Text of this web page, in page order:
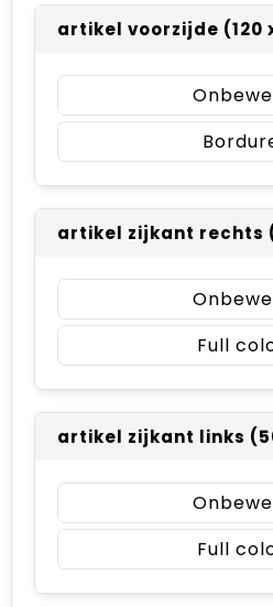
artikel voorzijde (120
artikel zijkant rechts
Full
artikel zijkant links
Full